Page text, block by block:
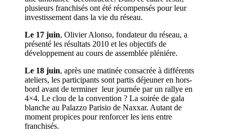
plusieurs franchisés ont été récompensés pour leur
investissement dans la vie du réseau.
Le 17 juin, Olivier Alonso, fondateurdu réseau, a
présenté les résultats 2010 et les objectifs de
développement au cours de assemblée pléniére.
Le 18 juin, après une matinée consacrée à différents
ateliers, les participants sont partis déjeuner en hors-
bord avant de terminer leur journée par un rallye en
4×4. Le clou de la convention ? La soirée de gala
blanche au Palazzo Parisio de Naxxar. Autant de
moment propices pour renforcer les iens entre
franchisés.